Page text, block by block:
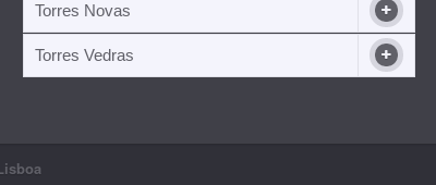
Torres Novas
Torres Vedras